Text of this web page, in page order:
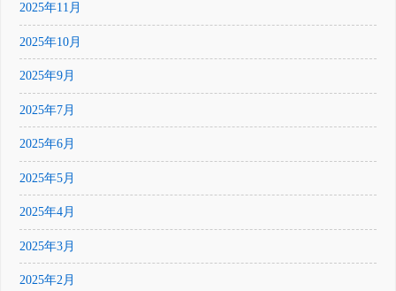
2025年11月
2025年10月
2025年9月
2025年7月
2025年6月
2025年5月
2025年4月
2025年3月
2025年2月